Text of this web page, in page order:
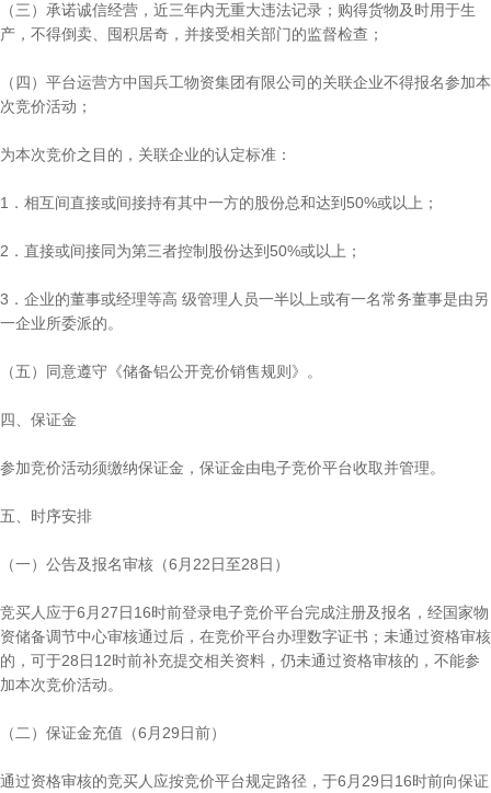
（三）承诺诚信经营，近三年内无重大违法记录；购得货物及时用于生
产，不得倒卖、囤积居奇，并接受相关部门的监督检查；
（四）平台运营方中国兵工物资集团有限公司的关联企业不得报名参加本
次竞价活动；
为本次竞价之目的，关联企业的认定标准：
1．相互间直接或间接持有其中一方的股份总和达到50%或以上；
2．直接或间接同为第三者控制股份达到50%或以上；
3．企业的董事或经理等高 级管理人员一半以上或有一名常务董事是由另
一企业所委派的。
（五）同意遵守《储备铝公开竞价销售规则》。
四、保证金
参加竞价活动须缴纳保证金，保证金由电子竞价平台收取并管理。
五、时序安排
（一）公告及报名审核（6月22日至28日）
竞买人应于6月27日16时前登录电子竞价平台完成注册及报名，经国家物
资储备调节中心审核通过后，在竞价平台办理数字证书；未通过资格审核
的，可于28日12时前补充提交相关资料，仍未通过资格审核的，不能参
加本次竞价活动。
（二）保证金充值（6月29日前）
通过资格审核的竞买人应按竞价平台规定路径，于6月29日16时前向保证